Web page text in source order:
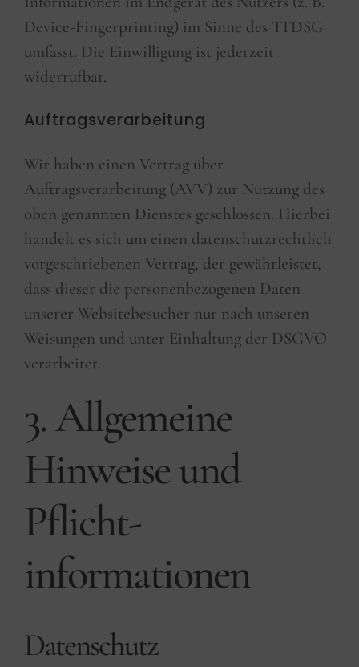
Device-Fingerprinting) im Sinne des TTDSG
umfasst. Die Einwilligung ist jederzeit
widerrufbar.
Auftragsverarbeitung
Wir haben einen Vertrag über
Auftragsverarbeitung (AVV) zur Nutzung des
oben genannten Dienstes geschlossen. Hierbei
handelt es sich um einen datenschutzrechtlich
vorgeschriebenen Vertrag, der gewährleistet,
dass dieser die personenbezogenen Daten
unserer Websitebesucher nur nach unseren
Weisungen und unter Einhaltung der DSGVO
verarbeitet.
3. Allgemeine
Hinweise und
Pflicht­
informationen
Datenschutz